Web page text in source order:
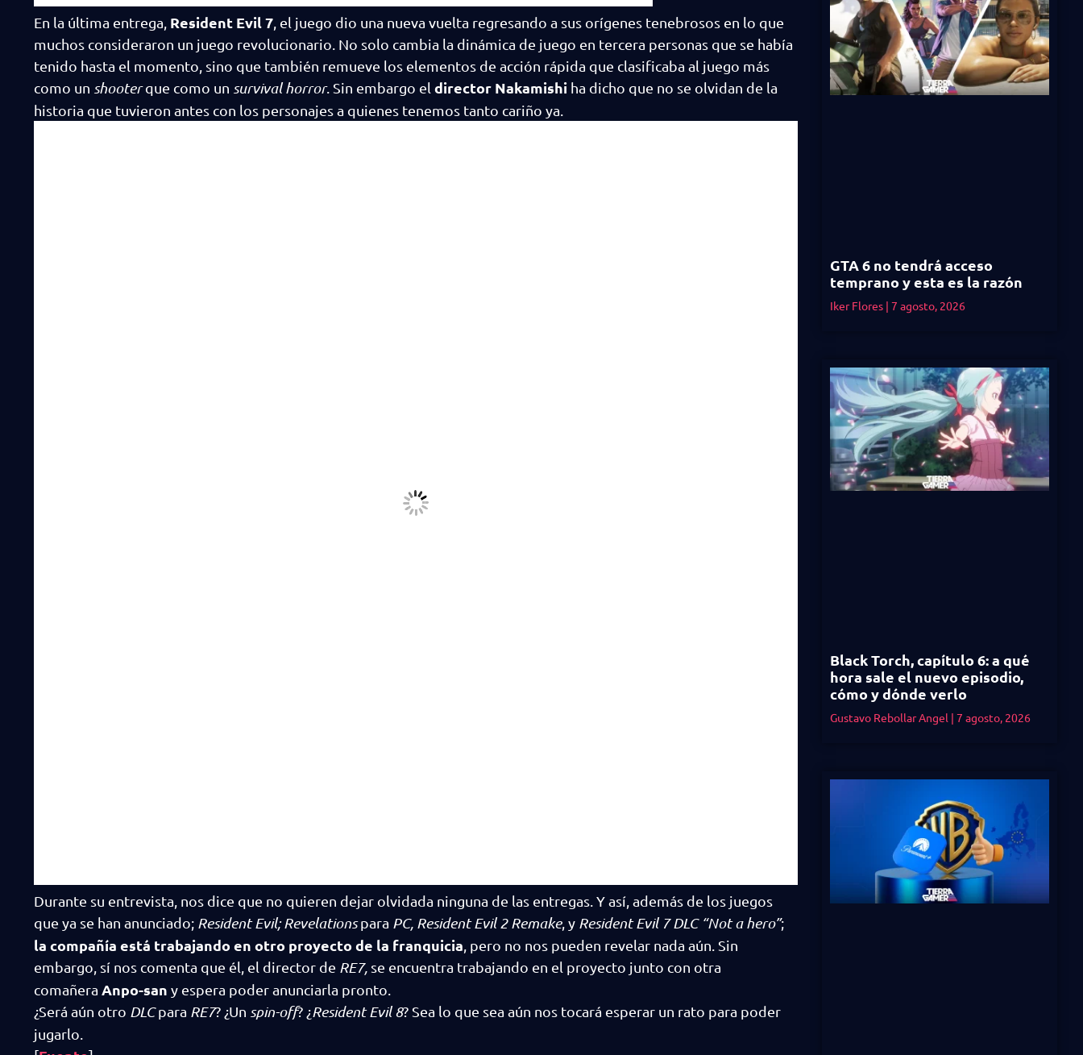
En la última entrega, Resident Evil 7 , el juego dio una nueva vuelta regresando a sus orígenes tenebrosos en lo que
muchos consideraron un juego revolucionario. No solo cambia la dinámica de juego en tercera personas que se había
tenido hasta el momento, sino que también remueve los elementos de acción rápida que clasificaba al juego más
como un shooterque como un survival horror. Sin embargo el director Nakamishi ha dicho que no se olvidan de la
historia que tuvieron antes con los personajes a quienes tenemos tanto cariño ya.
Durante su entrevista, nos dice que no quieren dejar olvidada ninguna de las entregas. Y así, además de los juegos
que ya se han anunciado; Resident Evil; Revelationspara PC, Resident Evil 2 Remake, y Resident Evil 7 DLC “Not a hero”;
la compañía está trabajando en otro proyecto de la franquicia , pero no nos pueden revelar nada aún. Sin
embargo, sí nos comenta que él, el director de RE7, se encuentra trabajando en el proyecto junto con otra
comañera Anpo-san y espera poder anunciarla pronto.
¿Será aún otro DLCpara RE7? ¿Un spin-off? ¿Resident Evil 8? Sea lo que sea aún nos tocará esperar un rato para poder
jugarlo.
GTA 6 no tendrá acceso
temprano y esta es la razón
Iker Flores 7 agosto, 2026
Black Torch, capítulo 6: a qué
hora sale el nuevo episodio,
cómo y dónde verlo
Gustavo Rebollar Angel 7 agosto, 2026